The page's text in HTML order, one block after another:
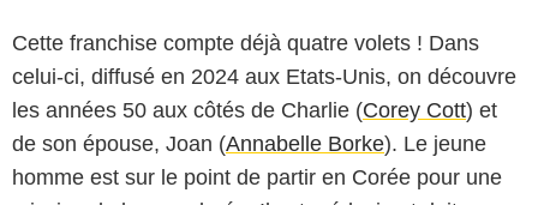
Cette franchise compte déjà quatre volets ! Dans
celui-ci, diffusé en 2024 aux Etats-Unis, on découvre
les années 50 aux côtés de Charlie (Corey Cott) et
de son épouse, Joan (Annabelle Borke). Le jeune
homme est sur le point de partir en Corée pour une